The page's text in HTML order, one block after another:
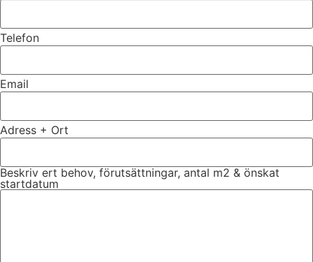
Telefon
Email
Adress + Ort
Beskriv ert behov, förutsättningar, antal m2 & önskat
startdatum